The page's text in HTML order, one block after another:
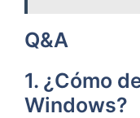
Q&A
1. ¿Cómo
Windows?